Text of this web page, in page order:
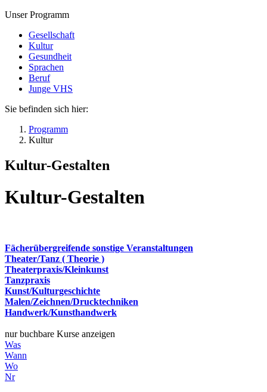
Unser Programm
Gesellschaft
Kultur
Gesundheit
Sprachen
Beruf
Junge VHS
Sie befinden sich hier:
Programm
Kultur
Kultur-Gestalten
Kultur-Gestalten
Fächerübergreifende sonstige Veranstaltungen
Theater/Tanz ( Theorie )
Theaterpraxis/Kleinkunst
Tanzpraxis
Kunst/Kulturgeschichte
Malen/Zeichnen/Drucktechniken
Handwerk/Kunsthandwerk
nur buchbare Kurse anzeigen
Was
Wann
Wo
Nr